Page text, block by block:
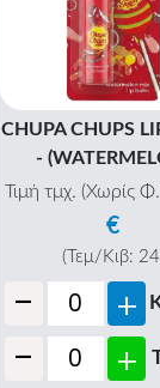
CHUPA CHUPS
-
Τιμή τμχ. (Χωρίς
€
(Τεμ/Κιβ: 24
- +
- +